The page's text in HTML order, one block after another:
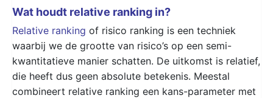
Wat houdt relative ranking in?
Relative ranking of risico ranking is een techniek
waarbij we de grootte van risico’s op een semi-
kwantitatieve manier schatten. De uitkomst is relatief,
die heeft dus geen absolute betekenis. Meestal
combineert relative ranking een kans-parameter met